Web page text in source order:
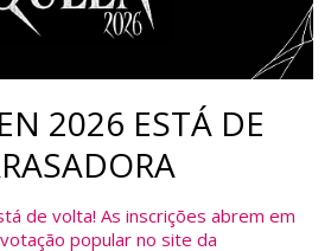
2026 ESTÁ DE
de volta! As inscrições abrem em
popular no site da